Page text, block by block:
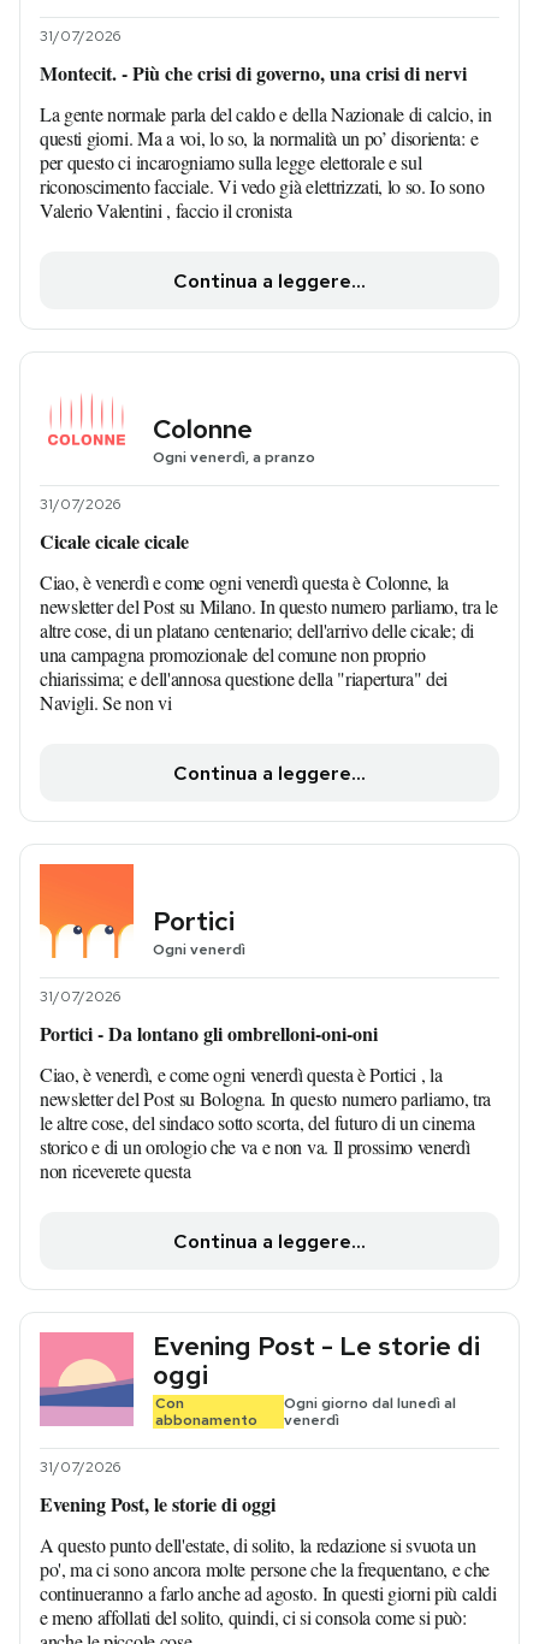
31/07/2026
Montecit. - Più che crisi di governo, una crisi di nervi
La gente normale parla del caldo e della Nazionale di calcio, in
questi giorni. Ma a voi, lo so, la normalità un po’ disorienta: e
per questo ci incarogniamo sulla legge elettorale e sul
riconoscimento facciale. Vi vedo già elettrizzati, lo so. Io sono
Valerio Valentini , faccio il cronista
Continua a leggere...
Colonne
Ogni venerdì, a pranzo
31/07/2026
Cicale cicale cicale
Ciao, è venerdì e come ogni venerdì questa è Colonne, la
newsletter del Post su Milano. In questo numero parliamo, tra le
altre cose, di un platano centenario; dell'arrivo delle cicale; di
una campagna promozionale del comune non proprio
chiarissima; e dell'annosa questione della "riapertura" dei
Navigli. Se non vi
Continua a leggere...
Portici
Ogni venerdì
31/07/2026
Portici - Da lontano gli ombrelloni-oni-oni
Ciao, è venerdì, e come ogni venerdì questa è Portici , la
newsletter del Post su Bologna. In questo numero parliamo, tra
le altre cose, del sindaco sotto scorta, del futuro di un cinema
storico e di un orologio che va e non va. Il prossimo venerdì
non riceverete questa
Continua a leggere...
Evening Post - Le storie di
oggi
Con
abbonamento
Ogni giorno dal lunedì al
venerdì
31/07/2026
Evening Post, le storie di oggi
A questo punto dell'estate, di solito, la redazione si svuota un
po', ma ci sono ancora molte persone che la frequentano, e che
continueranno a farlo anche ad agosto. In questi giorni più caldi
e meno affollati del solito, quindi, ci si consola come si può: